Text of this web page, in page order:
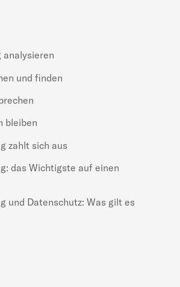
analysieren
und finden
bleiben
zahlt sich aus
das Wichtigste auf einen
und Datenschutz: Was gilt es